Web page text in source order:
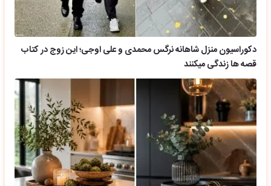
دکوراسیون منزل شاهانه نرگس محمدی و علی اوجی؛ این زوج در کتاب
قصه ها زندگی میکنند